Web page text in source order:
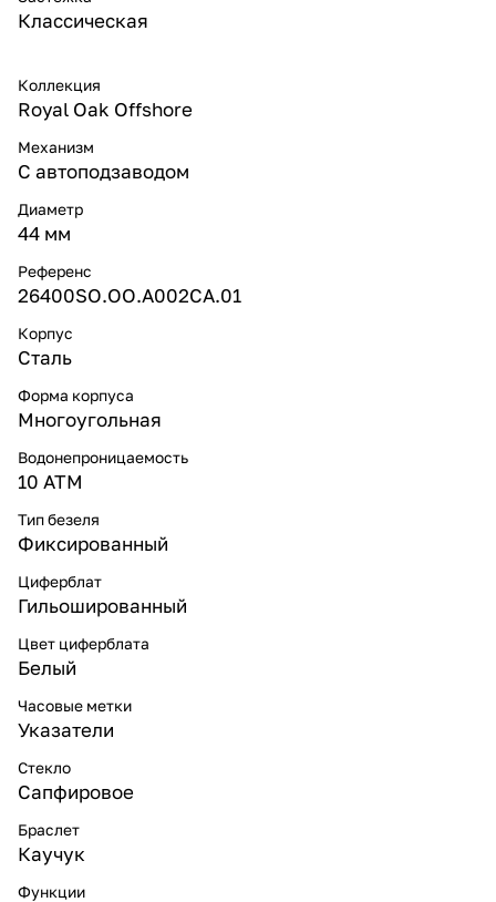
Классическая
Коллекция
Royal Oak Offshore
Механизм
С автоподзаводом
Диаметр
44 мм
Референс
26400SO.OO.A002CA.01
Корпус
Сталь
Форма корпуса
Многоугольная
Водонепроницаемость
10 ATM
Тип безеля
Фиксированный
Циферблат
Гильошированный
Цвет циферблата
Белый
Часовые метки
Указатели
Стекло
Сапфировое
Браслет
Каучук
Функции